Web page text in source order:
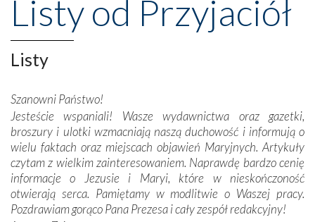
wznoszono na chwałę Bożą, na przykład – w podzięce za
Opatrznościową pomoc w wygranej bitwie o
niepodległość kraju. Zachwyt budziła potężna, a zarazem
misterna architektura tych monumentalnych dzieł,
wspaniałe zdobienia, dbałość ich twórców o detale,
budowniczych.
Podążyliśmy też śladami fatimskich wizjonerów – Łucji
dos Santos oraz świętych Hiacynty i Franciszka Marto.
Modliliśmy się przy ich grobach. Odprawiliśmy Drogę
Krzyżową w ich rodzinnych stronach, odwiedziliśmy
domy, w których żyli.
Listy od Przyjaciół
Listy
Szanowni Państwo!
Jesteście wspaniali! Wasze wydawnictwa oraz gazetki,
broszury i ulotki wzmacniają naszą duchowość i informują o
wielu faktach oraz miejscach objawień Maryjnych. Artykuły
czytam z wielkim zainteresowaniem. Naprawdę bardzo cenię
informacje o Jezusie i Maryi, które w nieskończoność
otwierają serca. Pamiętamy w modlitwie o Waszej pracy.
Pozdrawiam gorąco Pana Prezesa i cały zespół redakcyjny!